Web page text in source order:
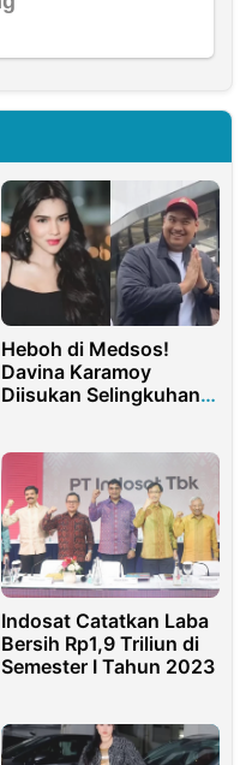
Heboh di Medsos!
Davina Karamoy
Diisukan Selingkuhan
Indosat Catatkan Laba
Bersih Rp1,9 Triliun di
Semester I Tahun 2023